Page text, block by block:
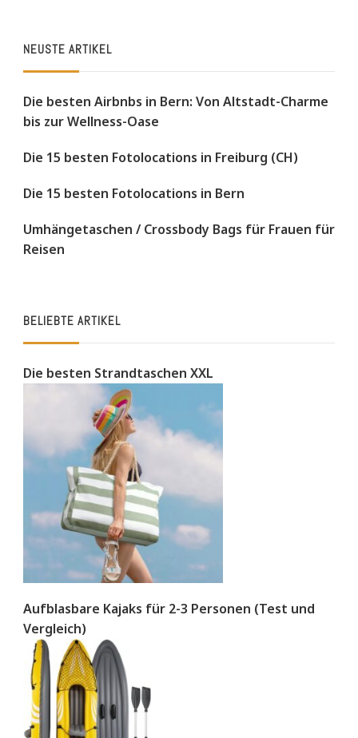
NEUSTE ARTIKEL
Die besten Airbnbs in Bern: Von Altstadt-Charme
bis zur Wellness-Oase
Die 15 besten Fotolocations in Freiburg (CH)
Die 15 besten Fotolocations in Bern
Umhängetaschen / Crossbody Bags für Frauen für
Reisen
BELIEBTE ARTIKEL
Die besten Strandtaschen XXL
Aufblasbare Kajaks für 2-3 Personen (Test und
Vergleich)